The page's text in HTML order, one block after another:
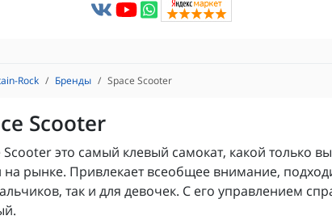
Rock Бренды ​Space Scooter
Scooter
Scooter это самый клевый самокат, какой только
на рынке. Привлекает всеобщее внимание,
так и для девочек. С его управлением